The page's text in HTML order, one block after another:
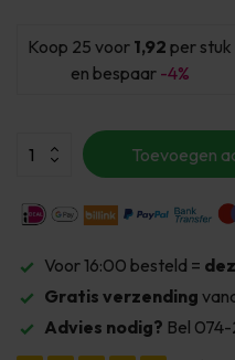
Koop 25 voor 1,92 per stuk
en bespaar -4%
Toevoegen
Voor 16:00 besteld =
Gratis verzending
Advies nodig? Bel